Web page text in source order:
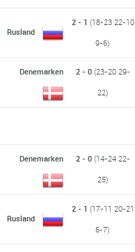
Rusland
2 - 1 (18-23 22-10
9-6)
Denemarken 2 - 0(23-20 29-
22)
Denemarken 2 - 0(14-24 22-
25)
Rusland
2 - 1 (17-11 20-21
6-7)